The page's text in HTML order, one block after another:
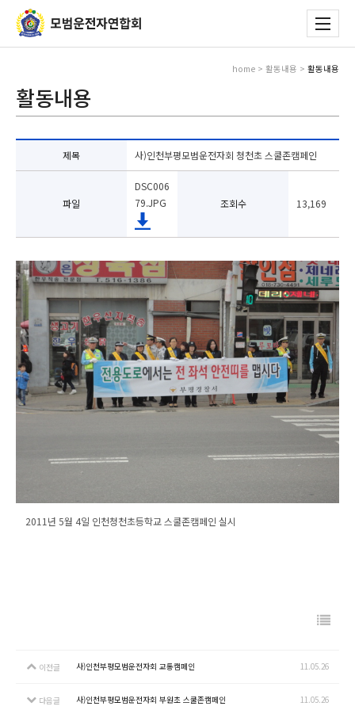
활동내용
home > 활동내용 > 활동내용
제목 사)인천부평모범운전자회 청천초 스쿨존캠페인
파일
DSC006
79.JPG
조회수 13,169
2011년 5월 4일 인천청천초등학교 스쿨존캠페인 실시
이전글 사)인천부평모범운전자회 교통캠페인 11.05.26
다음글 사)인천부평모범운전자회 부원초 스쿨존캠페인 11.05.26